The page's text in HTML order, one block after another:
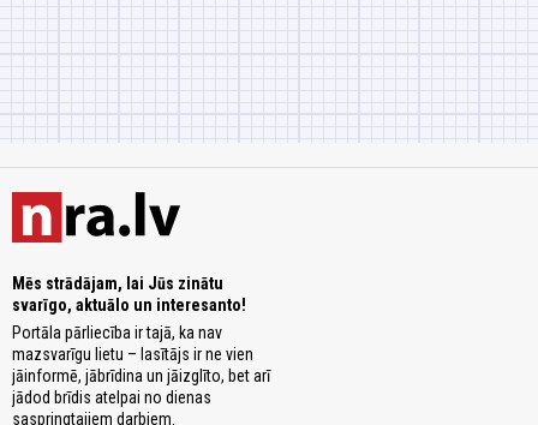
Mēs strādājam, lai Jūs zinātu
svarīgo, aktuālo un interesanto!
Portāla pārliecība ir tajā, ka nav
mazsvarīgu lietu – lasītājs ir ne vien
jāinformē, jābrīdina un jāizglīto, bet arī
jādod brīdis atelpai no dienas
saspringtajiem darbiem.